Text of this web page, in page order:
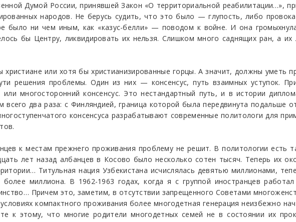
Думой России, принявшей Закон «О территориальной реабилитации…»,
народов. Не берусь судить, что это было — глупость, либо
было ни чем иным, как «казус-белли» — поводом к войне. И она
бы Центру, ликвидировать их нельзя. Слишком много саднящих ран, а их
или хотя бы христианизированные горцы. А значит, должны уметь
решения проблемы. Один из них — консенсус, путь взаимных уступок.
многосторонний консенсус. Это нестандартный путь, и в истории
два раза: с Финляндией, граница которой была передвинута подальше
консенсуса разрабатывают современные политологи для
к местам прежнего проживания проблему не решит. В политологии есть
лет назад албанцев в Косово было несколько сотен тысяч. Теперь их
Титульная нация Узбекистана исчислялась девятью миллионами,
миллиона. В 1962-1963 годах, когда я с группой иностранцев
Причем это, заметим, в отсутствии запрещенного Советами
компактного проживания более многодетная генерация неизбежно
к этому, что многие родители многодетных семей не в состоянии их